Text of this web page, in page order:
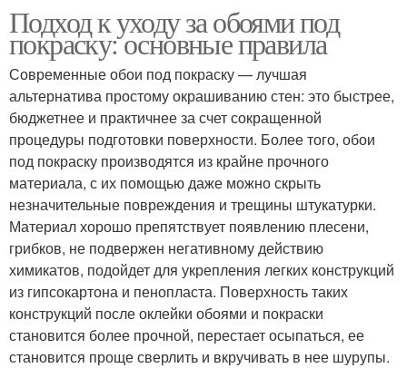
Подход к уходу за обоями под
покраску: основные правила
Современные обои под покраску — лучшая
альтернатива простому окрашиванию стен: это быстрее,
бюджетнее и практичнее за счет сокращенной
процедуры подготовки поверхности. Более того, обои
под покраску производятся из крайне прочного
материала, с их помощью даже можно скрыть
незначительные повреждения и трещины штукатурки.
Материал хорошо препятствует появлению плесени,
грибков, не подвержен негативному действию
химикатов, подойдет для укрепления легких конструкций
из гипсокартона и пенопласта. Поверхность таких
конструкций после оклейки обоями и покраски
становится более прочной, перестает осыпаться, ее
становится проще сверлить и вкручивать в нее шурупы.